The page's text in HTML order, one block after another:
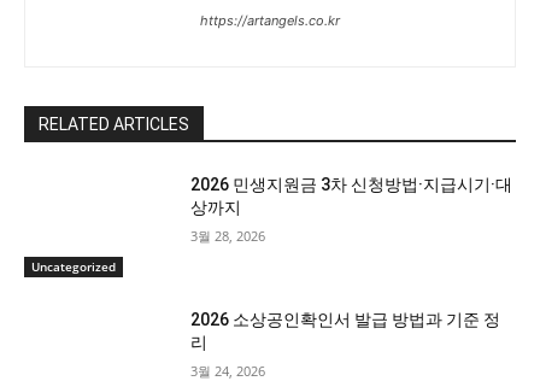
https://artangels.co.kr
RELATED ARTICLES
Uncategorized
2026 민생지원금 3차 신청방법·지급시기·대
상까지
3월 28, 2026
2026 소상공인확인서 발급 방법과 기준 정
리
3월 24, 2026